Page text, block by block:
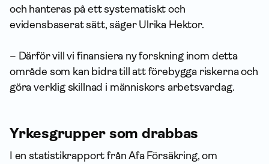
och hanteras på ett systematiskt och
evidensbaserat sätt, säger Ulrika Hektor.
– Därför vill vi finansiera ny forskning inom detta
område som kan bidra till att förebygga riskerna och
göra verklig skillnad i människors arbetsvardag.
Yrkesgrupper som drabbas
I en statistikrapport från Afa Försäkring, om